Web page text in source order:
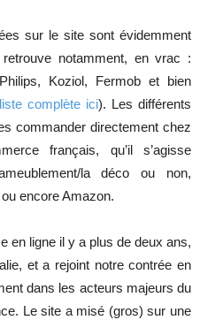
sur le site sont évidemment
notamment, en vrac :
Koziol, Fermob et bien
complète ici). Les différents
commander directement chez
français, qu’il s’agisse
la déco ou non,
encore Amazon.
en ligne il y a plus de deux ans,
et a rejoint notre contrée en
dans les acteurs majeurs du
Le site a misé (gros) sur une